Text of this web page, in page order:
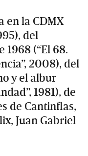
en la CDMX
del
(“El 68.
2008), del
y el albur
1981), de
de Cantinflas,
Juan Gabriel